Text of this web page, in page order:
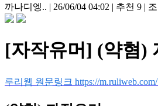
까나디엥.. | 26/06/04 04:02 | 추천 9 |
[자작유머] (약혐)
루리웹 원문링크 https://m.ruliweb.com/